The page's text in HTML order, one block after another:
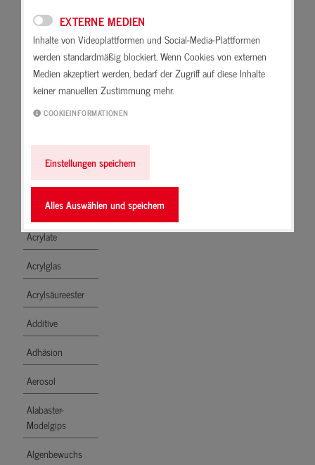
EXTERNE MEDIEN
Inhalte von Videoplattformen und Social-Media-Plattformen
werden standardmäßig blockiert. Wenn Cookies von externen
Medien akzeptiert werden, bedarf der Zugriff auf diese Inhalte
keiner manuellen Zustimmung mehr.
COOKIEINFORMATIONEN
Einstellungen speichern
Alles Auswählen und speichern
Abriebfest
absäuern
Absetzen
Absorbieren
Acetat
Acetatvernetzer
Acrylat-Copolymer
Acrylate
Acrylglas
Acrylsäureester
Additive
Adhäsion
Aerosol
Alabaster-
Modelgips
Algenbewuchs
eigentlich auch vom Erstarren.
Hierbei wird das Wasser in den
Zementstein eingebunden, ein
erstarrter Mörtel darf nicht mehr,
z. B. durch Wasserzugabe,
bildet.